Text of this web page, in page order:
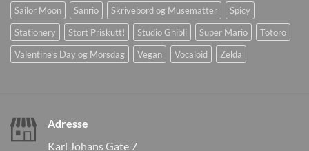
Sailor Moon
Sanrio Skrivebord og Musematter
Spicy
Stationery
Stort Priskutt! Studio Ghibli Super Mario
Totoro
Valentine's Day og Morsdag
Vegan Vocaloid Zelda
Adresse
Karl Johans Gate 7